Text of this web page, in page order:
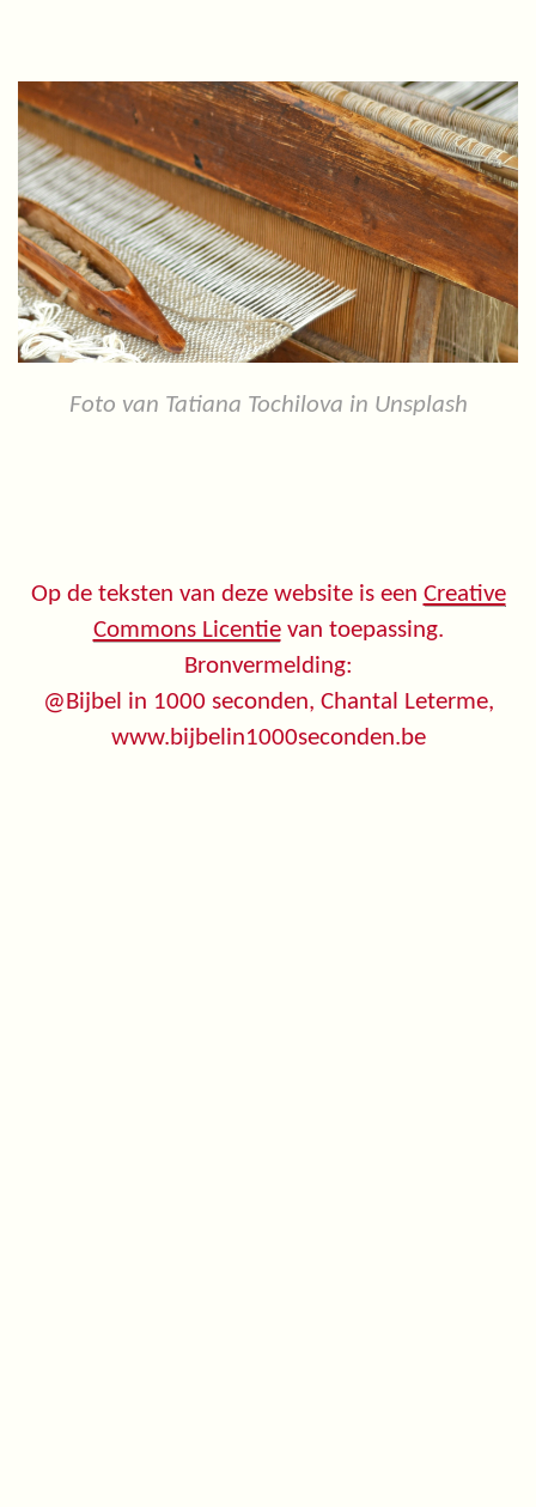
Foto van Tatiana Tochilova in Unsplash
Op de teksten van deze website is een Creative
Commons Licentievan toepassing.
Bronvermelding:
@Bijbel in 1000 seconden, Chantal Leterme,
www.bijbelin1000seconden.be